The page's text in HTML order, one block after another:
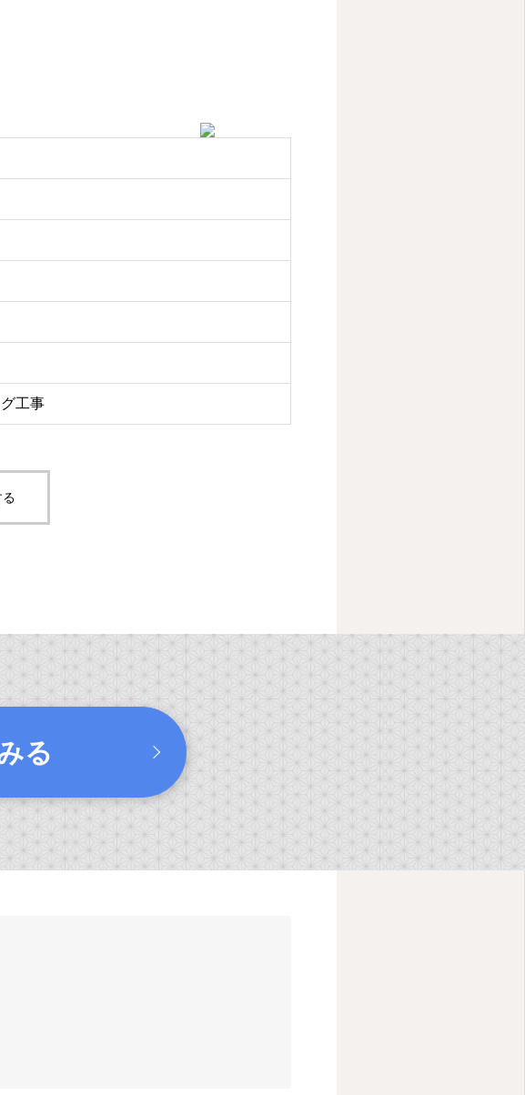
工事
る